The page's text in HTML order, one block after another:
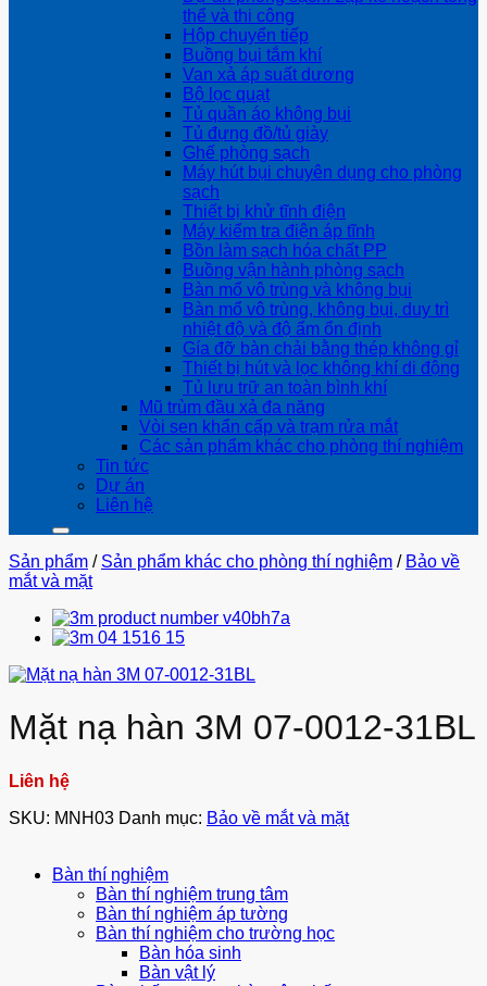
thể và thi công
Hộp chuyển tiếp
Buồng bụi tắm khí
Van xả áp suất dương
Bộ lọc quạt
Tủ quần áo không bụi
Tủ đựng đồ/tủ giày
Ghế phòng sạch
Máy hút bụi chuyên dụng cho phòng
sạch
Thiết bị khử tĩnh điện
Máy kiểm tra điện áp tĩnh
Bồn làm sạch hóa chất PP
Buồng vận hành phòng sạch
Bàn mổ vô trùng và không bụi
Bàn mổ vô trùng, không bụi, duy trì
nhiệt độ và độ ẩm ổn định
Gía đỡ bàn chải bằng thép không gỉ
Thiết bị hút và lọc không khí di động
Tủ lưu trữ an toàn bình khí
Mũ trùm đầu xả đa năng
Vòi sen khẩn cấp và trạm rửa mắt
Các sản phẩm khác cho phòng thí nghiệm
Tin tức
Dự án
Liên hệ
Sản phẩm / Sản phẩm khác cho phòng thí nghiệm / Bảo về
mắt và mặt
Mặt nạ hàn 3M 07-0012-31BL
Liên hệ
SKU: MNH03 Danh mục: Bảo về mắt và mặt
Bàn thí nghiệm
Bàn thí nghiệm trung tâm
Bàn thí nghiệm áp tường
Bàn thí nghiệm cho trường học
Bàn hóa sinh
Bàn vật lý